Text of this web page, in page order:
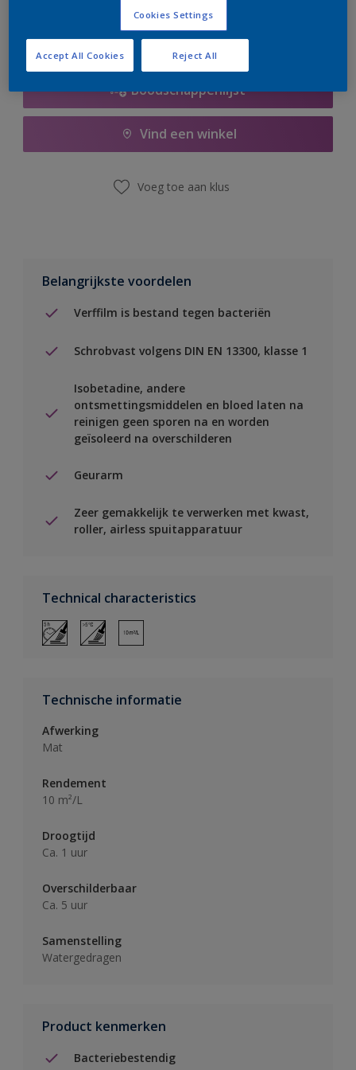
Boodschappenlijst
Vind een winkel
Voeg toe aan klus
Belangrijkste voordelen
Verffilm is bestand tegen bacteriën
Schrobvast volgens DIN EN 13300, klasse 1
Isobetadine, andere
ontsmettingsmiddelen en bloed laten na
reinigen geen sporen na en worden
geïsoleerd na overschilderen
Geurarm
Zeer gemakkelijk te verwerken met kwast,
roller, airless spuitapparatuur
Technical characteristics
Technische informatie
Afwerking
Mat
Rendement
10 m²/L
Droogtijd
Ca. 1 uur
Overschilderbaar
Ca. 5 uur
Samenstelling
Watergedragen
Product kenmerken
Bacteriebestendig
Cookies Settings
Reject All
Accept All Cookies